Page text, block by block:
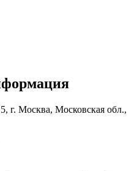
г. Москва, Московская обл.,